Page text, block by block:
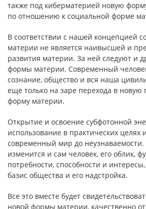
также под киберматерией новую
по отношению к социальной форме
В соответствии с нашей концепцией
материи не является наивысшей и
развития материи. За ней следуют и
формы материи. Современный
сознание, общество и вся наша
еще только на заре перехода в новую
форму материи.
Открытие и освоение субфотонной
использование в практических целях
современный мир до неузнаваемости.
изменится и сам человек, его облик,
потребности, способности и
базис общества и его надстройка.
Все это вместе будет
новой формы материи, качественно